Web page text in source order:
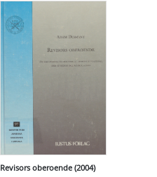
Revisors oberoende (2004)